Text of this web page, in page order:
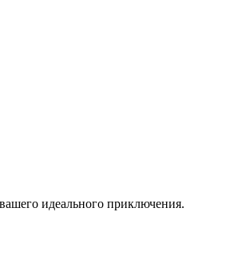
идеального приключения.